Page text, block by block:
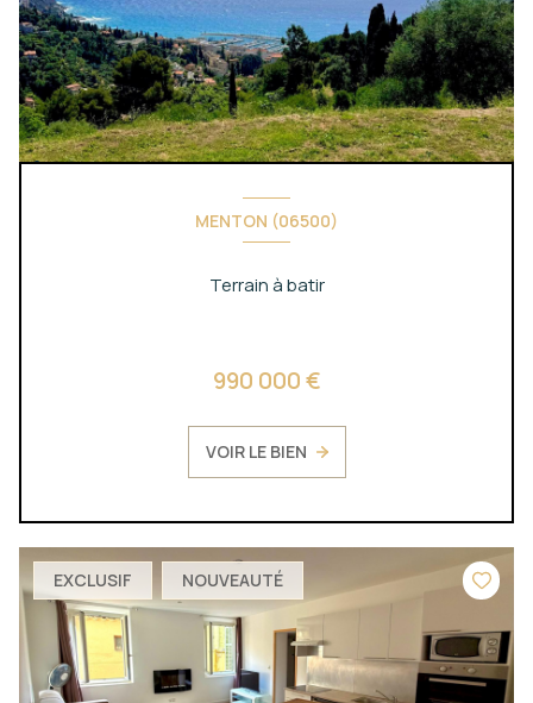
MENTON (06500)
Terrain à batir
990 000 €
VOIR LE BIEN
EXCLUSIF NOUVEAUTÉ